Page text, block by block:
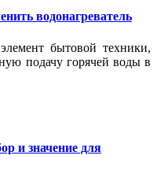
водонагреватель
бытовой техники,
подачу горячей воды в
и значение для